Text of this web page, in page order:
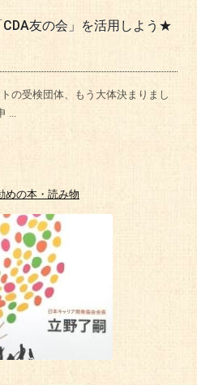
友の会」を活用しよう★
の受検団体、もう大体決まりまし
...
めの本・読み物